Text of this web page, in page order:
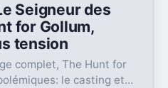
Seigneur des
for Gollum,
tension
complet, The Hunt for
le casting et